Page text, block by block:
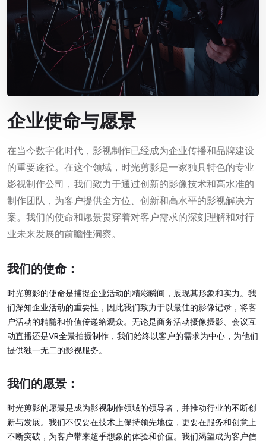
企业使命与愿景
在当今数字化时代，影视制作已经成为企业传播和品牌建设
的重要途径。在这个领域，时光剪影是一家独具特色的专业
影视制作公司，我们致力于通过创新的影像技术和高水准的
制作团队，为客户提供全方位、创新和高水平的影视解决方
案。我们的使命和愿景贯穿着对客户需求的深刻理解和对行
业未来发展的前瞻性洞察。
我们的使命：
时光剪影的使命是捕捉企业活动的精彩瞬间，展现其形象和实力。我
们深知企业活动的重要性，因此我们致力于以最佳的影像记录，将客
户活动的精髓和价值传递给观众。无论是商务活动摄像摄影、会议互
动直播还是VR全景拍摄制作，我们始终以客户的需求为中心，为他们
提供独一无二的影视服务。
我们的愿景：
时光剪影的愿景是成为影视制作领域的领导者，并推动行业的不断创
新与发展。我们不仅要在技术上保持领先地位，更要在服务和创意上
不断突破，为客户带来超乎想象的体验和价值。我们渴望成为客户信